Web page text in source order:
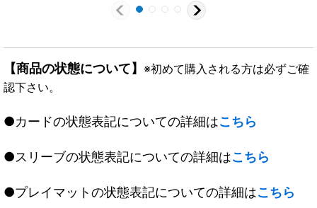
【商品の状態について】 ※初めて購入される方は必ずご確
認下さい。
●カードの状態表記についての詳細はこちら
●スリーブの状態表記についての詳細はこちら
●プレイマットの状態表記についての詳細はこちら